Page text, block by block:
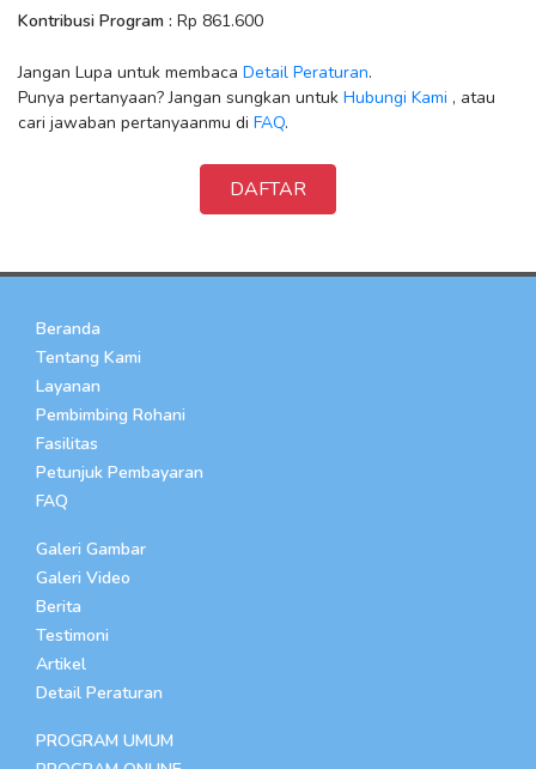
Kontribusi Program : Rp 861.600
Jangan Lupa untuk membaca Detail Peraturan.
Punya pertanyaan? Jangan sungkan untuk Hubungi Kami , atau
cari jawaban pertanyaanmu di FAQ.
DAFTAR
Beranda
Tentang Kami
Layanan
Pembimbing Rohani
Fasilitas
Petunjuk Pembayaran
FAQ
Galeri Gambar
Galeri Video
Berita
Testimoni
Artikel
Detail Peraturan
PROGRAM UMUM